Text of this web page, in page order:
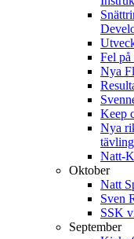
Fel på
Nya
Keep
Nya
Natt-
Oktober
Natt
Sven
SSK
September